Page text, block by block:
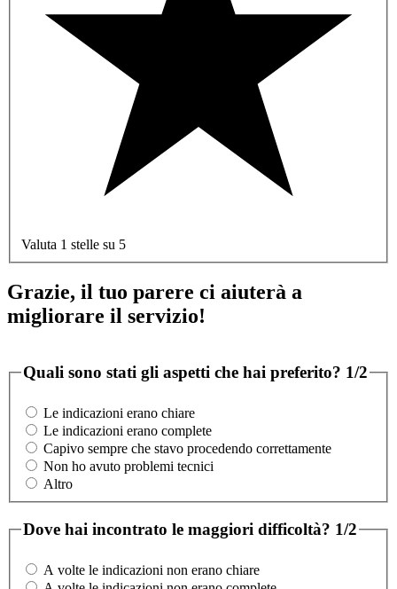
Valuta 1 stelle su 5
Grazie, il tuo parere ci aiuterà a
migliorare il servizio!
Quali sono stati gli aspetti che hai preferito? 1/2
Le indicazioni erano chiare
Le indicazioni erano complete
Capivo sempre che stavo procedendo correttamente
Non ho avuto problemi tecnici
Altro
Dove hai incontrato le maggiori difficoltà? 1/2
A volte le indicazioni non erano chiare